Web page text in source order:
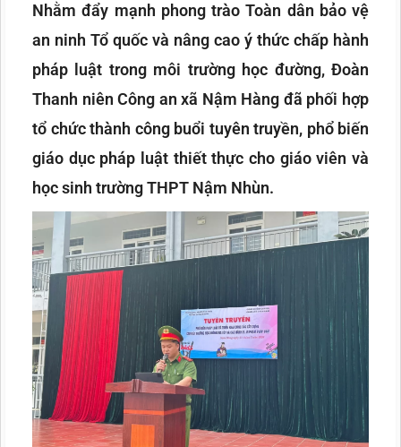
Nhằm đẩy mạnh phong trào Toàn dân bảo vệ
an ninh Tổ quốc và nâng cao ý thức chấp hành
pháp luật trong môi trường học đường, Đoàn
Thanh niên Công an xã Nậm Hàng đã phối hợp
tổ chức thành công buổi tuyên truyền, phổ biến
giáo dục pháp luật thiết thực cho giáo viên và
học sinh trường THPT Nậm Nhùn.